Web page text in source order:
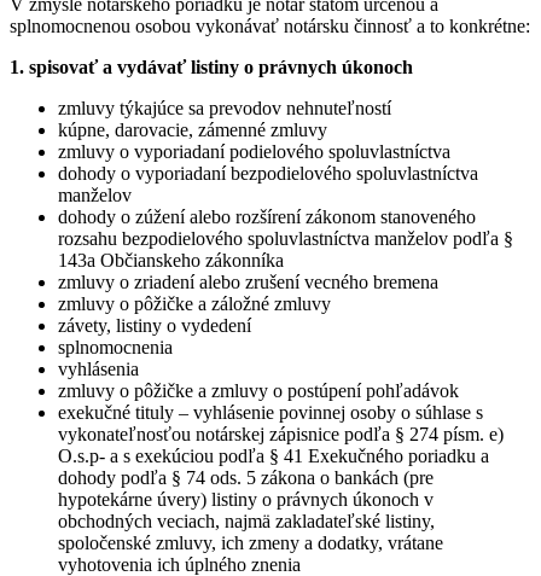
splnomocnenou osobou vykonávať notársku činnosť a to konkrétne:
1. spisovať a vydávať listiny o právnych úkonoch
zmluvy týkajúce sa prevodov nehnuteľností
kúpne, darovacie, zámenné zmluvy
zmluvy o vyporiadaní podielového spoluvlastníctva
dohody o vyporiadaní bezpodielového spoluvlastníctva
manželov
dohody o zúžení alebo rozšírení zákonom stanoveného
rozsahu bezpodielového spoluvlastníctva manželov podľa §
143a Občianskeho zákonníka
zmluvy o zriadení alebo zrušení vecného bremena
zmluvy o pôžičke a záložné zmluvy
závety, listiny o vydedení
splnomocnenia
vyhlásenia
zmluvy o pôžičke a zmluvy o postúpení pohľadávok
exekučné tituly – vyhlásenie povinnej osoby o súhlase s
vykonateľnosťou notárskej zápisnice podľa § 274 písm. e)
O.s.p- a s exekúciou podľa § 41 Exekučného poriadku a
dohody podľa § 74 ods. 5 zákona o bankách (pre
hypotekárne úvery) listiny o právnych úkonoch v
obchodných veciach, najmä zakladateľské listiny,
spoločenské zmluvy, ich zmeny a dodatky, vrátane
vyhotovenia ich úplného znenia